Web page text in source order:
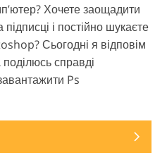
Хочете заощадити
підписці і постійно шукаєте
Сьогодні я відповім
поділюсь справді
Ps